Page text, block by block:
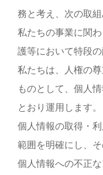
務と考え、次の取組
私たちの事業に関
護等において特段
私たちは、人権の
ものとして、個人
とおり運用します。
個人情報の取得・
範囲を明確にし、
個人情報への不正